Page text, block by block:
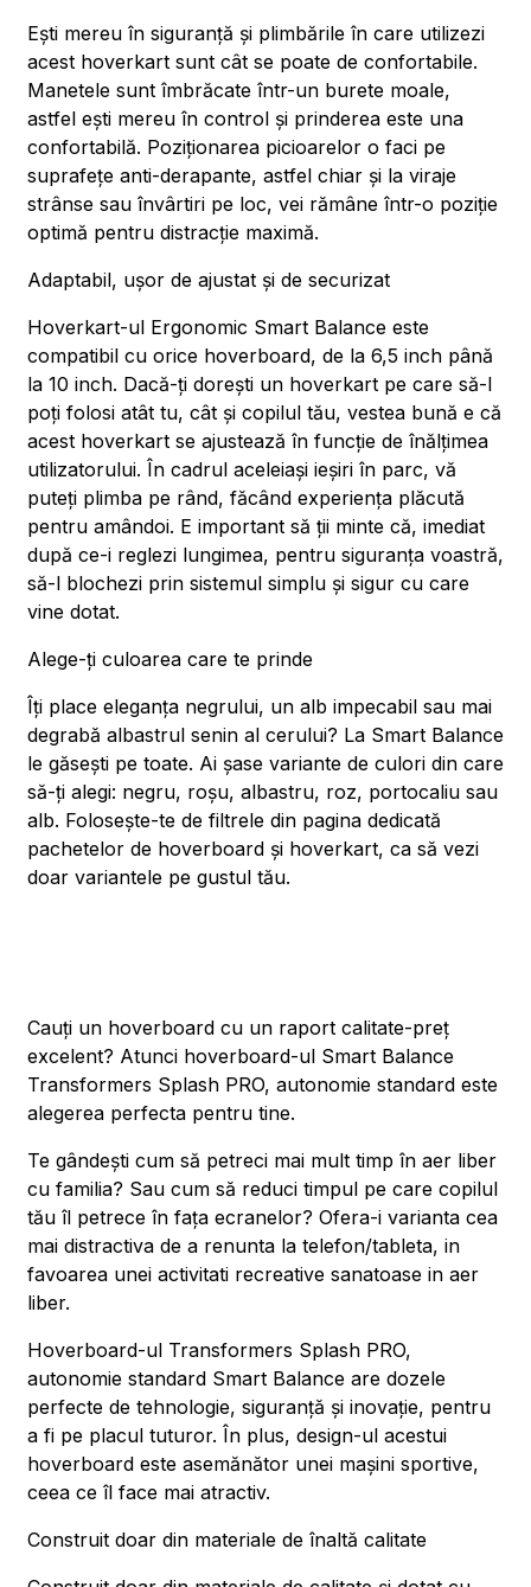
Ești mereu în siguranță și plimbările în care utilizezi
acest hoverkart sunt cât se poate de confortabile.
Manetele sunt îmbrăcate într-un burete moale,
astfel ești mereu în control și prinderea este una
confortabilă. Poziționarea picioarelor o faci pe
suprafețe anti-derapante, astfel chiar și la viraje
strânse sau învârtiri pe loc, vei rămâne într-o poziție
optimă pentru distracție maximă.
Adaptabil, ușor de ajustat și de securizat
Hoverkart-ul Ergonomic Smart Balance este
compatibil cu orice hoverboard, de la 6,5 inch până
la 10 inch. Dacă-ți dorești un hoverkart pe care să-l
poți folosi atât tu, cât și copilul tău, vestea bună e că
acest hoverkart se ajustează în funcție de înălțimea
utilizatorului. În cadrul aceleiași ieșiri în parc, vă
puteți plimba pe rând, făcând experiența plăcută
pentru amândoi. E important să ții minte că, imediat
după ce-i reglezi lungimea, pentru siguranța voastră,
să-l blochezi prin sistemul simplu și sigur cu care
vine dotat.
Alege-ți culoarea care te prinde
Îți place eleganța negrului, un alb impecabil sau mai
degrabă albastrul senin al cerului? La Smart Balance
le găsești pe toate. Ai șase variante de culori din care
să-ți alegi: negru, roșu, albastru, roz, portocaliu sau
alb. Folosește-te de filtrele din pagina dedicată
pachetelor de hoverboard și hoverkart, ca să vezi
doar variantele pe gustul tău.
Cauți un hoverboard cu un raport calitate-preț
excelent? Atunci hoverboard-ul Smart Balance
Transformers Splash PRO, autonomie standard este
alegerea perfecta pentru tine.
Te gândești cum să petreci mai mult timp în aer liber
cu familia? Sau cum să reduci timpul pe care copilul
tău îl petrece în fața ecranelor? Ofera-i varianta cea
mai distractiva de a renunta la telefon/tableta, in
favoarea unei activitati recreative sanatoase in aer
liber.
Hoverboard-ul Transformers Splash PRO,
autonomie standard Smart Balance are dozele
perfecte de tehnologie, siguranță și inovație, pentru
a fi pe placul tuturor. În plus, design-ul acestui
hoverboard este asemănător unei mașini sportive,
ceea ce îl face mai atractiv.
Construit doar din materiale de înaltă calitate